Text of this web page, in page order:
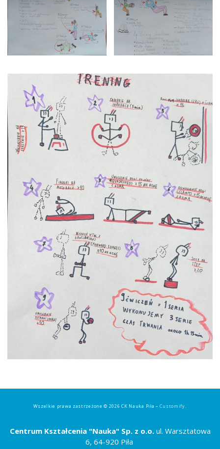
Wszelkie prawa zastrzeżone © 2026 CK Nauka Piła –Customify.
Centrum Kształcenia "Nauka" Sp. z o.o.ul. Warsztatowa
6, 64-920 Piła